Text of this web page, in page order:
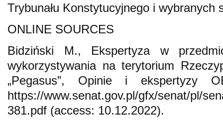
Trybunału Konstytucyjnego i wybranych
ONLINE SOURCES
Bidziński M., Ekspertyza w
wykorzystywania na terytorium
„Pegasus”, Opinie i ekspertyzy
https://www.senat.gov.pl/gfx/senat/pl/
381.pdf (access: 10.12.2022).